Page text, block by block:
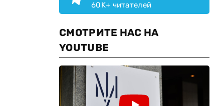
60K+ читателей
СМОТРИТЕ НАС НА
YOUTUBE